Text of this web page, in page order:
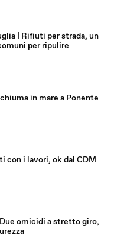
| Rifiuti per strada, un
per ripulire
in mare a Ponente
con i lavori, ok dal CDM
omicidi a stretto giro,